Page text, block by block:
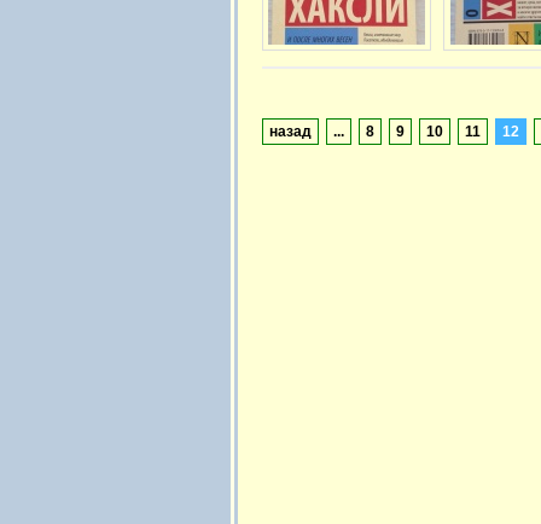
назад ... 8 9 10 11 12